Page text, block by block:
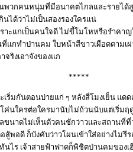
วกคนหนุ่มที่มีอนาคตไกลและรายได้สู
นได้ว่าไม่เป็นสองรองใครแน่
าะแกเป็นคนใจดี ไม่ขี้โมโหหรือรำคา
แกทำป่านคม ใบหน้าสีขาวเผือดตาม
จริงเอาจังของแก
*****
ริ่มกันตอนบ่ายแก่ ๆ หลังสี่โมงเย็น แด
ค่นใครต่อใครมานับไม่ถ้วนนับแต่เริ่มฤ
นาดไม่เห็นตัวคนชักว่าวและสถานที่
พอดี ก็บังคับว่าวโผนเข้าใส่อย่างไม่รี
ไร เจ้าสายฟ้าฟาดก็พิชิตป่านคมของเ